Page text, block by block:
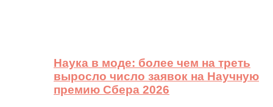
Наука в моде: более чем на треть
выросло число заявок на Научную
премию Сбера 2026